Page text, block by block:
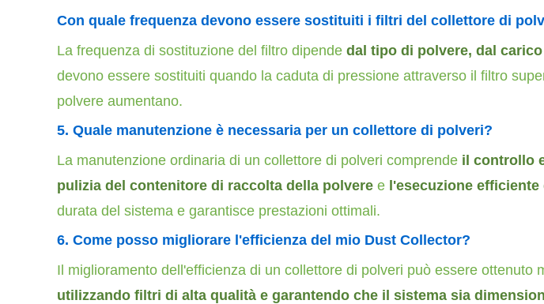
Con quale frequenza devono essere sostituiti i filtri del collettore di
La frequenza di sostituzione del filtro dipende dal tipo di polvere, dal
devono essere sostituiti quando la caduta di pressione attraverso il filtro
polvere aumentano.
5. Quale manutenzione è necessaria per un collettore di polveri?
La manutenzione ordinaria di un collettore di polveri comprende il controllo
pulizia del contenitore di raccolta della polvere e l'esecuzione efficiente
durata del sistema e garantisce prestazioni ottimali.
6. Come posso migliorare l'efficienza del mio Dust Collector?
Il miglioramento dell'efficienza di un collettore di polveri può essere ottenuto
utilizzando filtri di alta qualità e garantendo che il sistema sia